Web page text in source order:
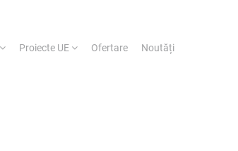
Proiecte UE Ofertare Noutăți